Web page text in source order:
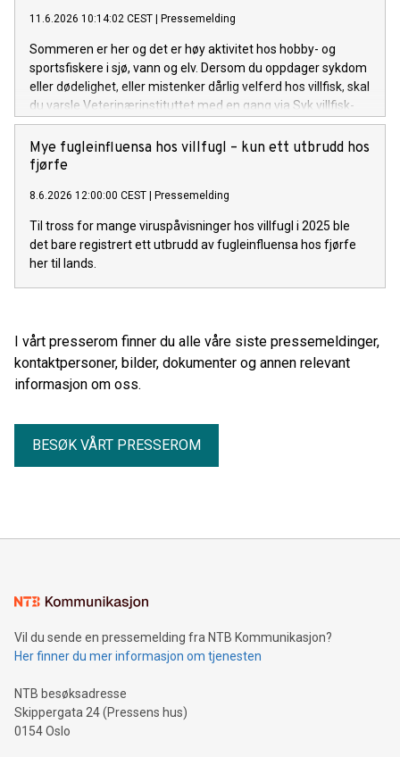
11.6.2026 10:14:02 CEST Pressemelding
Sommeren er her og det er høy aktivitet hos hobby- og
sportsfiskere i sjø, vann og elv. Dersom du oppdager sykdom
eller dødelighet, eller mistenker dårlig velferd hos villfisk, skal
du varsle Veterinærinstituttet med en gang via Syk villfisk-
portalen.
Mye fugleinfluensa hos villfugl – kun ett utbrudd hos
fjørfe
8.6.2026 12:00:00 CEST Pressemelding
Til tross for mange viruspåvisninger hos villfugl i 2025 ble
det bare registrert ett utbrudd av fugleinfluensa hos fjørfe
her til lands.
I vårt presserom finner du alle våre siste pressemeldinger,
kontaktpersoner, bilder, dokumenter og annen relevant
informasjon om oss.
BESØK VÅRT PRESSEROM
Vil du sende en pressemelding fra NTB Kommunikasjon?
Her finner du mer informasjon om tjenesten
NTB besøksadresse
Skippergata 24 (Pressens hus)
0154 Oslo